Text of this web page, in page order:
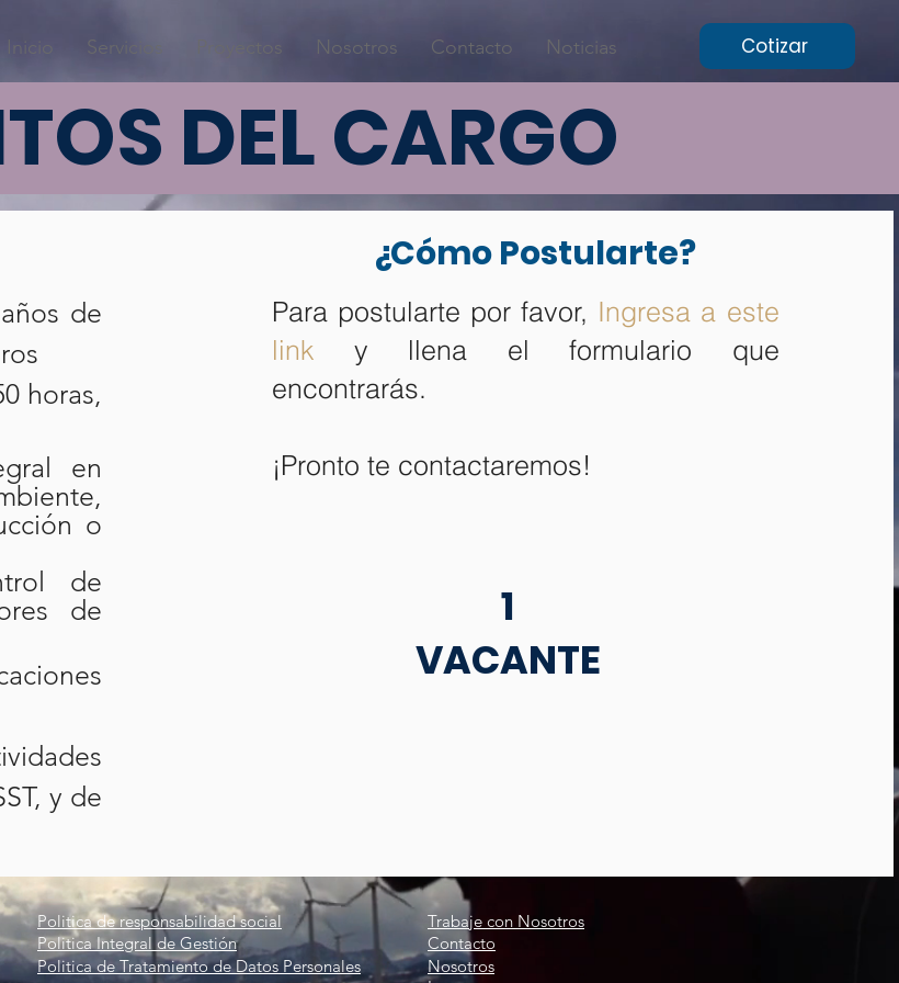
Servicios Nosotros Contacto Noticias Cotizar
DEL CARGO
de
horas,
en
o
de
de
y de
¿Cómo Postularte?
Para postularte por favor, Ingresa a este
link y llena el formulario que
encontrarás.
¡Pronto te contactaremos!
1
VACANTE
Politica de responsabilidad social
Politica Integral de Gestión
Politica de Tratamiento de Datos Personales
Trabaje con Nosotros
Contacto
Nosotros